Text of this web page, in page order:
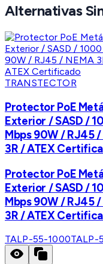
Alternativas
TRANSTECTOR
Protector PoE
Exterior / SASD /
Mbps 90W / RJ45 /
3R / ATEX
Protector PoE
Exterior / SASD /
Mbps 90W / RJ45 /
3R / ATEX
TALP-55-1000TALP-